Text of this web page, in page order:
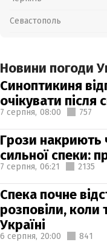
Севастополь
Новини погоди
Синоптикиня
очікувати після
7 серпня, 08:00 757
Грози накриють
сильної спеки:
7 серпня, 06:21 2135
Спека почне
розповіли, коли
Україні
6 серпня, 20:00 841